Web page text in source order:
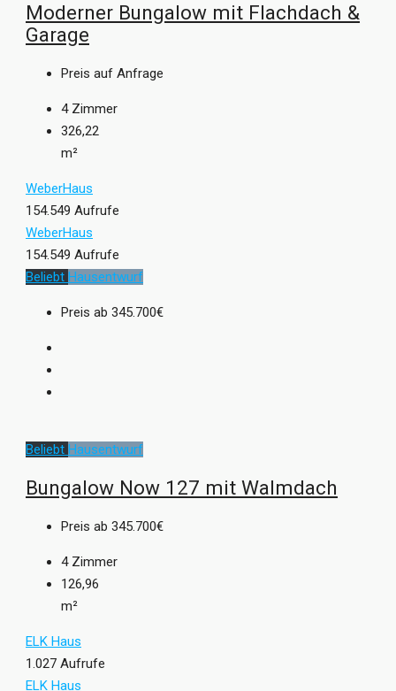
Moderner Bungalow mit Flachdach &
Garage
Preis auf Anfrage
4 Zimmer
326,22
m²
WeberHaus
154.549 Aufrufe
WeberHaus
154.549 Aufrufe
Beliebt Hausentwurf
Preis ab 345.700€
Beliebt Hausentwurf
Bungalow Now 127 mit Walmdach
Preis ab 345.700€
4 Zimmer
126,96
m²
ELK Haus
1.027 Aufrufe
ELK Haus